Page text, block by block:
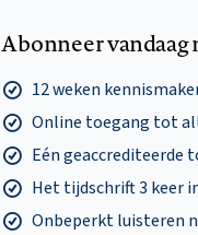
Abonneer vandaag
12 weken
Online toegang tot
Eén geaccrediteerde
Het tijdschrift 3 keer
Onbeperkt luisteren